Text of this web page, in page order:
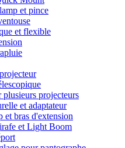
et pince
et flexible
plusieurs projecteurs
et adaptateur
et bras d'extension
et Light Boom